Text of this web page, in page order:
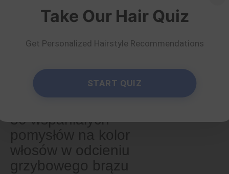
Zabarwienie
30 wspaniałych
pomysłów na kolor
włosów w odcieniu
grzybowego brązu
Take Our Hair Quiz
Get Personalized Hairstyle Recommendations
START QUIZ